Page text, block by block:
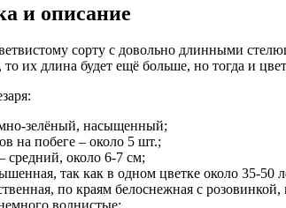
и описание
сорту с довольно длинными
то их длина будет ещё больше, но тогда и
зелёный, насыщенный;
на побеге – около 5 шт.;
средний, около 6-7 см;
так как в одном цветке около 35-50
по краям белоснежная с розовинкой,